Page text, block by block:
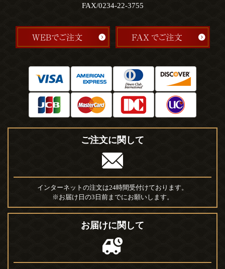
FAX/0234-22-3755
ご注文に関して
インターネットの注文は24時間受付けております。
※お届け日の3日前までにお願いします。
お届けに関して